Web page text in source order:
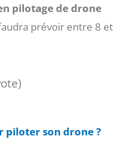
pilotage de drone
prévoir entre 8 et
piloter son drone ?